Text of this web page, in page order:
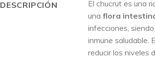
DESCRIPCIÓN El chucrut es una
una flora
infecciones,
inmune saludable.
reducir los niveles